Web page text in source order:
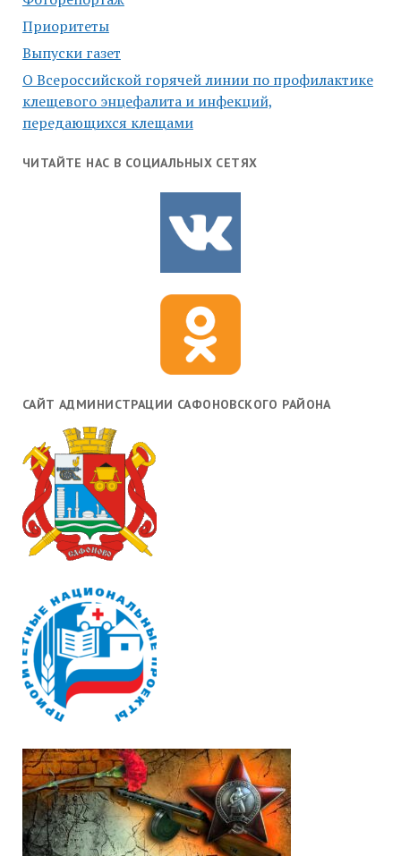
Приоритеты
Выпуски газет
О Всероссийской горячей линии по профилактике
клещевого энцефалита и инфекций,
передающихся клещами
ЧИТАЙТЕ НАС В СОЦИАЛЬНЫХ СЕТЯХ
САЙТ АДМИНИСТРАЦИИ САФОНОВСКОГО РАЙОНА